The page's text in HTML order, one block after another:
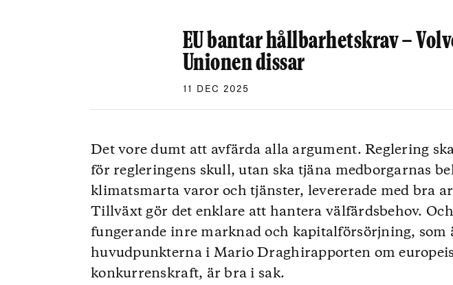
EU bantar hållbarhetskrav –
Unionen dissar
11 DEC 2025
Det vore dumt att avfärda alla argument. Reglering
för regleringens skull, utan ska tjäna medborgarnas
klimatsmarta varor och tjänster, levererade med bra
Tillväxt gör det enklare att hantera välfärdsbehov.
fungerande inre marknad och kapitalförsörjning, som
huvudpunkterna i Mario Draghirapporten om
konkurrenskraft, är bra i sak.